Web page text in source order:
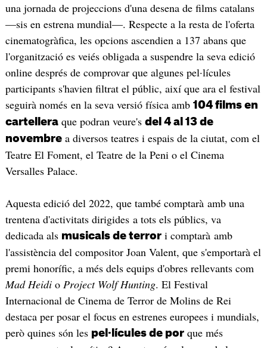
una jornada de projeccions d'una desena de films catalans
—sis en estrena mundial—. Respecte a la resta de l'oferta
cinematogràfica, les opcions ascendien a 137 abans que
l'organització es veiés obligada a suspendre la seva edició
online després de comprovar que algunes pel·lícules
participants s'havien filtrat el públic, així que ara el festival
seguirà només en la seva versió física amb 104 films en
cartelleraque podran veure's del 4 al 13 de
novembrea diversos teatres i espais de la ciutat, com el
Teatre El Foment, el Teatre de la Peni o el Cinema
Versalles Palace.
Aquesta edició del 2022, que també comptarà amb una
trentena d'activitats dirigides a tots els públics, va
dedicada als musicals de terrori comptarà amb
l'assistència del compositor Joan Valent, que s'emportarà el
premi honorífic, a més dels equips d'obres rellevants com
Mad Heidio Project Wolf Hunting. El Festival
Internacional de Cinema de Terror de Molins de Rei
destaca per posar el focus en estrenes europees i mundials,
però quines són les pel·lícules de porque més